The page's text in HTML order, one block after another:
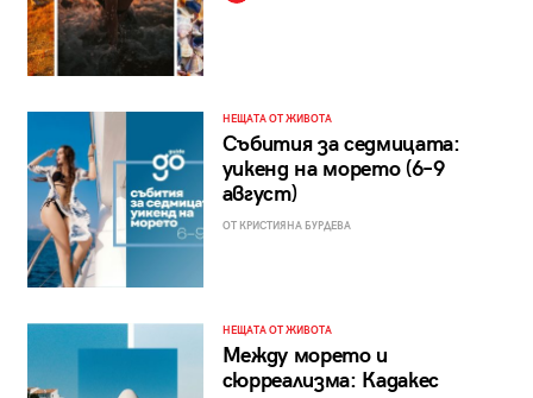
НЕЩАТА ОТ ЖИВОТА
Събития за седмицата:
уикенд на морето (6–9
август)
ОТ КРИСТИЯНА БУРДЕВА
НЕЩАТА ОТ ЖИВОТА
Между морето и
сюрреализма: Кадакес